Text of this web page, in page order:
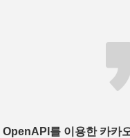
OpenAPI를 이용한 카카